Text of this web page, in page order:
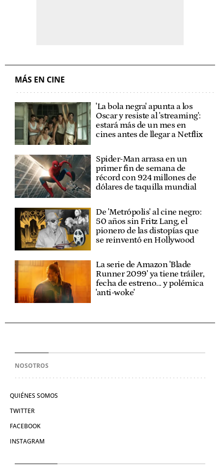
MÁS EN CINE
'La bola negra' apunta a los
Oscar y resiste al 'streaming':
estará más de un mes en
cines antes de llegar a Netflix
Spider-Man arrasa en un
primer fin de semana de
récord con 924 millones de
dólares de taquilla mundial
De 'Metrópolis' al cine negro:
50 años sin Fritz Lang, el
pionero de las distopías que
se reinventó en Hollywood
La serie de Amazon 'Blade
Runner 2099' ya tiene tráiler,
fecha de estreno... y polémica
'anti-woke'
NOSOTROS
QUIÉNES SOMOS
TWITTER
FACEBOOK
INSTAGRAM